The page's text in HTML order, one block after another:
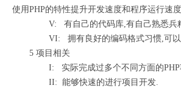
使用PHP的特性提升开发速度和程序运行速
V: 有自己的代码库,有自己熟悉兵精
VI: 拥有良好的编码格式习惯,可以规
5 项目相关
I: 实际完成过多个不同方面的PHP
II: 能够快速的进行项目开发.